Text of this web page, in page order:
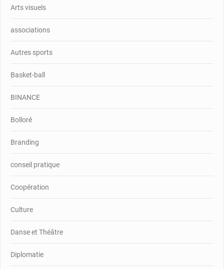
Arts visuels
associations
Autres sports
Basket-ball
BINANCE
Bolloré
Branding
conseil pratique
Coopération
Culture
Danse et Théâtre
Diplomatie